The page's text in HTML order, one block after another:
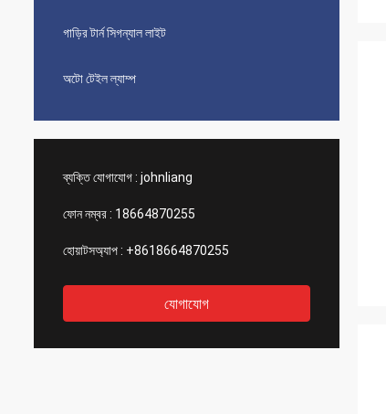
গাড়ির টার্ন সিগন্যাল লাইট
অটো টেইল ল্যাম্প
ব্যক্তি যোগাযোগ : johnliang
ফোন নম্বর : 18664870255
হোয়াটসঅ্যাপ : +8618664870255
যোগাযোগ